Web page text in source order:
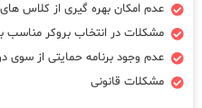
عدم امکان بهره گیری از کلاس
مشکلات در انتخاب بروکر مناسب
عدم وجود برنامه حمایتی از سوی
مشکلات قانونی